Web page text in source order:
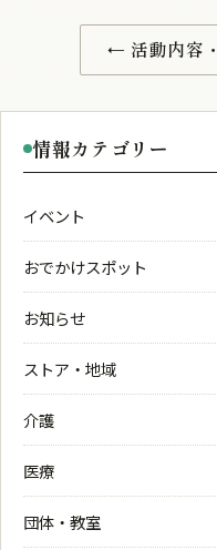
← 活動内容
情報カテゴリー
イベント
おでかけスポット
お知らせ
ストア・地域
介護
医療
団体・教室